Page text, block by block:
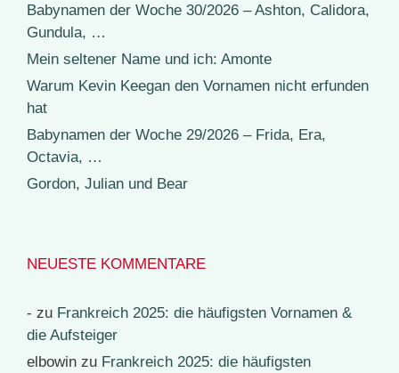
Babynamen der Woche 30/2026 – Ashton, Calidora,
Gundula, …
Mein seltener Name und ich: Amonte
Warum Kevin Keegan den Vornamen nicht erfunden
hat
Babynamen der Woche 29/2026 – Frida, Era,
Octavia, …
Gordon, Julian und Bear
NEUESTE KOMMENTARE
- zu Frankreich 2025: die häufigsten Vornamen &
die Aufsteiger
elbowin zu Frankreich 2025: die häufigsten